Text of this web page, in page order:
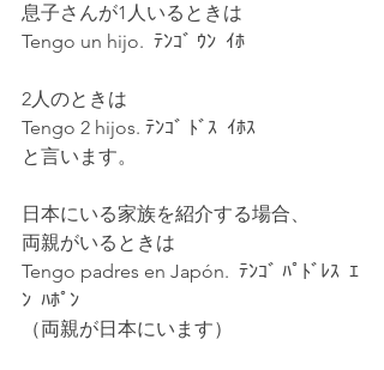
息子さんが1人いるときは
Tengo un hijo.  ﾃﾝｺﾞ ｳﾝ  ｲﾎ
2人のときは
Tengo 2 hijos. ﾃﾝｺﾞ ﾄﾞｽ  ｲﾎｽ
と言います。
日本にいる家族を紹介する場合、
両親がいるときは
Tengo padres en Japón.  ﾃﾝｺﾞ ﾊﾟﾄﾞﾚｽ  ｴ
ﾝ  ﾊﾎﾟﾝ
（両親が日本にいます）